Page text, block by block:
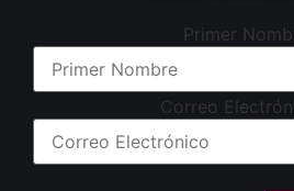
Primer
Correo